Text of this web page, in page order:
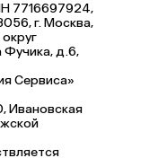
7716697924,
г. Москва,
Фучика, д.6,
Сервиса»
Ивановская